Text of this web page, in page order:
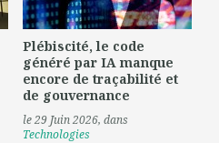
Plébiscité, le code
généré par IA manque
encore de traçabilité et
de gouvernance
le 29 Juin 2026, dans
Technologies